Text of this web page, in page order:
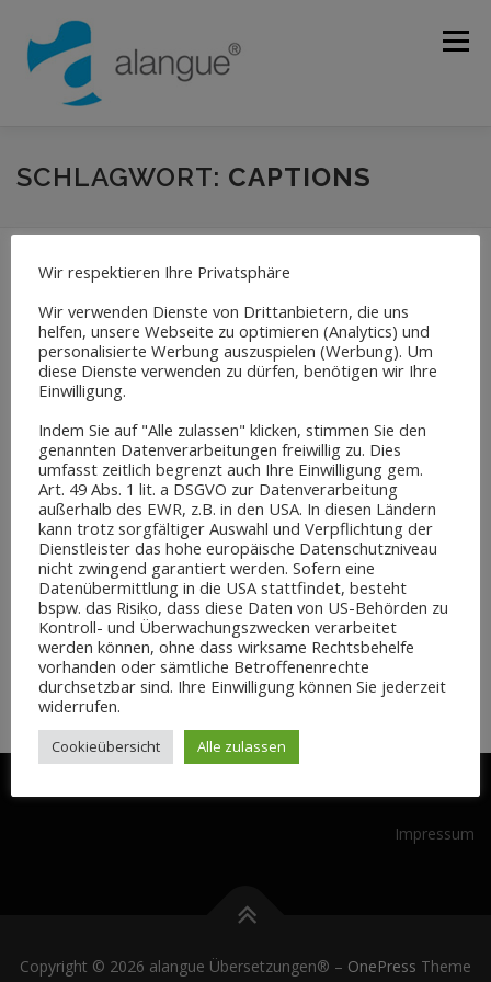
springen
Menü
ÜBER UNS ÜBERSETZUNGEN DOLMETSCHEN
SCHLAGWORT: CAPTIONS
MARKUP/RESPONSIVE/ UNCATEGORIZED
Markup: Image Alignment
Welcome to image alignment! The best way to demonstrate the ebb
and flow of the various image positioning options is to nestle them
snuggly among an ocean of words. Grab …
Impressum
Copyright © 2026 alangue Übersetzungen® – OnePress Theme
Wir respektieren Ihre Privatsphäre
Wir verwenden Dienste von Drittanbietern, die uns
helfen, unsere Webseite zu optimieren (Analytics) und
personalisierte Werbung auszuspielen (Werbung). Um
diese Dienste verwenden zu dürfen, benötigen wir Ihre
Einwilligung.
Indem Sie auf "Alle zulassen" klicken, stimmen Sie den
genannten Datenverarbeitungen freiwillig zu. Dies
umfasst zeitlich begrenzt auch Ihre Einwilligung gem.
Art. 49 Abs. 1 lit. a DSGVO zur Datenverarbeitung
außerhalb des EWR, z.B. in den USA. In diesen Ländern
kann trotz sorgfältiger Auswahl und Verpflichtung der
Dienstleister das hohe europäische Datenschutzniveau
nicht zwingend garantiert werden. Sofern eine
Datenübermittlung in die USA stattfindet, besteht
bspw. das Risiko, dass diese Daten von US-Behörden zu
Kontroll- und Überwachungszwecken verarbeitet
werden können, ohne dass wirksame Rechtsbehelfe
vorhanden oder sämtliche Betroffenenrechte
durchsetzbar sind. Ihre Einwilligung können Sie jederzeit
widerrufen.
Cookieübersicht Alle zulassen